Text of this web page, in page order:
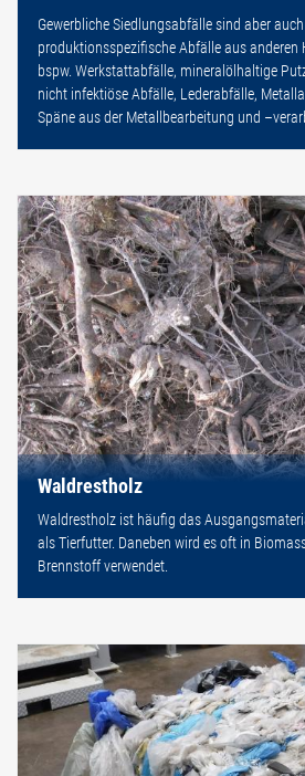
Gewerbliche Siedlungsabfälle sind aber
produktionsspezifische Abfälle aus anderen
bspw. Werkstattabfälle, mineralölhaltige
nicht infektiöse Abfälle, Lederabfälle,
Späne aus der Metallbearbeitung und
Waldrestholz
Waldrestholz ist häufig das
als Tierfutter. Daneben wird es oft in
Brennstoff verwendet.